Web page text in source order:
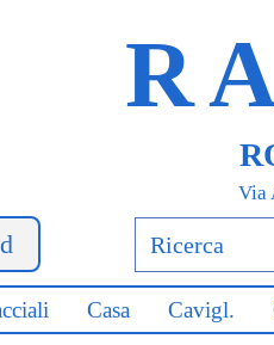
Via
Casa Cavigl.